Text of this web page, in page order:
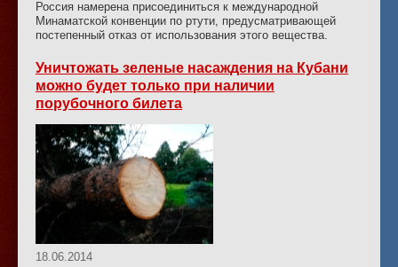
Россия намерена присоединиться к международной
Минаматской конвенции по ртути, предусматривающей
постепенный отказ от использования этого вещества.
Уничтожать зеленые насаждения на Кубани
можно будет только при наличии
порубочного билета
18.06.2014